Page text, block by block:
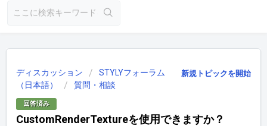
新規トピックを開始
ディスカッション
STYLYフォーラム
（日本語）
質問・相談
回答済み
CustomRenderTextureを使用できますか？